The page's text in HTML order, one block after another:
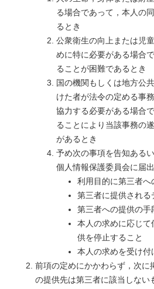
る場合であって，本人の
るとき
公衆衛生の向上または児
めに特に必要がある場合
ることが困難であるとき
国の機関もしくは地方公
けた者が法令の定める事
協力する必要がある場合
ることにより当該事務の
があるとき
予め次の事項を告知ある
個人情報保護委員会に届
利用目的に第三者へ
第三者に提供される
第三者への提供の手
本人の求めに応じて
供を停止すること
本人の求めを受け付
前項の定めにかかわらず，次に
の提供先は第三者に該当しない